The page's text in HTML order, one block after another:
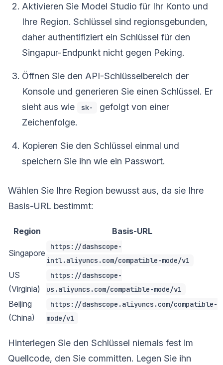
Aktivieren Sie Model Studio für Ihr Konto und
Ihre Region. Schlüssel sind regionsgebunden,
daher authentifiziert ein Schlüssel für den
Singapur-Endpunkt nicht gegen Peking.
Öffnen Sie den API-Schlüsselbereich der
Konsole und generieren Sie einen Schlüssel. Er
sieht aus wie
sk-
gefolgt von einer
Zeichenfolge.
Kopieren Sie den Schlüssel einmal und
speichern Sie ihn wie ein Passwort.
Wählen Sie Ihre Region bewusst aus, da sie Ihre
Basis-URL bestimmt:
Region Basis-URL
Singapore
https://dashscope-
intl.aliyuncs.com/compatible-mode/v1
US
(Virginia)
https://dashscope-
us.aliyuncs.com/compatible-mode/v1
Beijing
(China)
https://dashscope.aliyuncs.com/compatible-
mode/v1
Hinterlegen Sie den Schlüssel niemals fest im
Quellcode, den Sie committen. Legen Sie ihn